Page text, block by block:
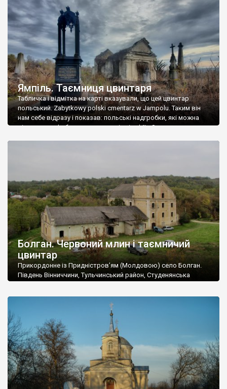
Ямпіль. Таємниця цвинтаря
Табличка і відмітка на карті вказували, що цей цвинтар
польський. Zabytkowy polski cmentarz w Jampolu. Таким він
нам себе відразу і показав: польські надгробки, які можна
віднести до фабричних, польські епітафії… Загалом цвинтар
Болган. Червоний млин і таємничий
цвинтар
Прикордонне із Придністров’ям (Молдовою) село Болган.
Південь Вінниччини, Тульчинський район, Студенянська
старовинний цвинтар із кам’яними хрестами. Всі епітафії, які
збереглися, написані кирилицею, церковнослов’янською
мовою. За всіма традиційними ознаками – цвинтар
український. Хрести датуються 19 століттям. У 1924-1940
роках Болган […]